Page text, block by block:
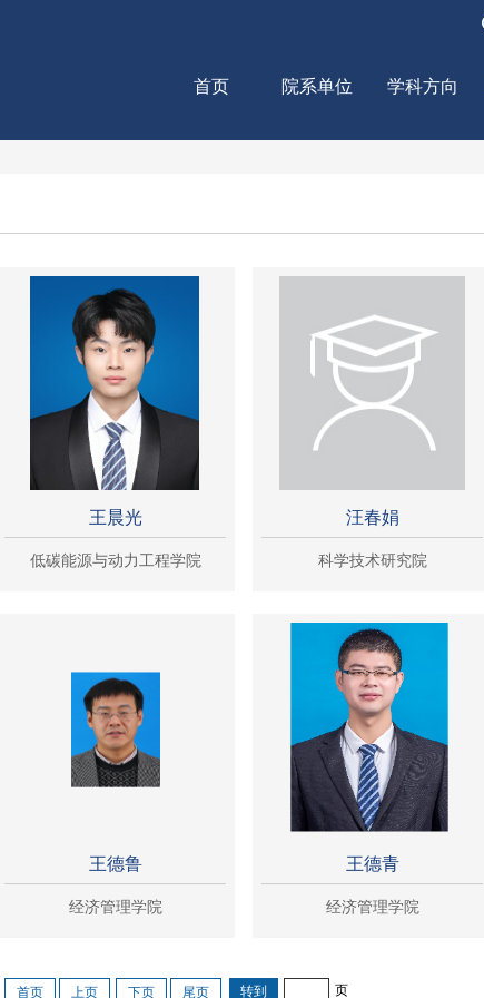
首页 院系单位 学科方向
王晨光
低碳能源与动力工程学院
汪春娟
科学技术研究院
王德鲁
经济管理学院
王德青
经济管理学院
首页 上页 下页 尾页 页